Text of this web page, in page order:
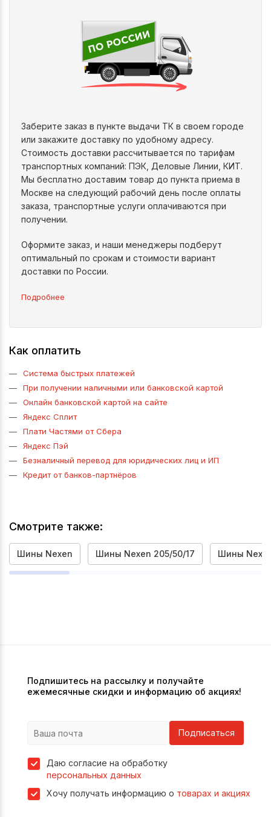
Заберите заказ в пункте выдачи ТК в своем городе
или закажите доставку по удобному адресу.
Стоимость доставки рассчитывается по тарифам
транспортных компаний: ПЭК, Деловые Линии, КИТ.
Мы бесплатно доставим товар до пункта приема в
Москве на следующий рабочий день после оплаты
заказа, транспортные услуги оплачиваются при
получении.
Оформите заказ, и наши менеджеры подберут
оптимальный по срокам и стоимости вариант
доставки по России.
Подробнее
Как оплатить
Система быстрых платежей
При получении наличными или банковской картой
Онлайн банковской картой на сайте
Яндекс Сплит
Плати Частями от Сбера
Яндекс Пэй
Безналичный перевод для юридических лиц и ИП
Кредит от банков-партнёров
Смотрите также:
Шины Nexen Шины Nexen 205/50/17 Шины
Подпишитесь на рассылку и получайте
ежемесячные скидки и информацию об акциях!
Подписаться
Даю согласие на обработку
персональных данных
Хочу получать информацию о товарах и акциях